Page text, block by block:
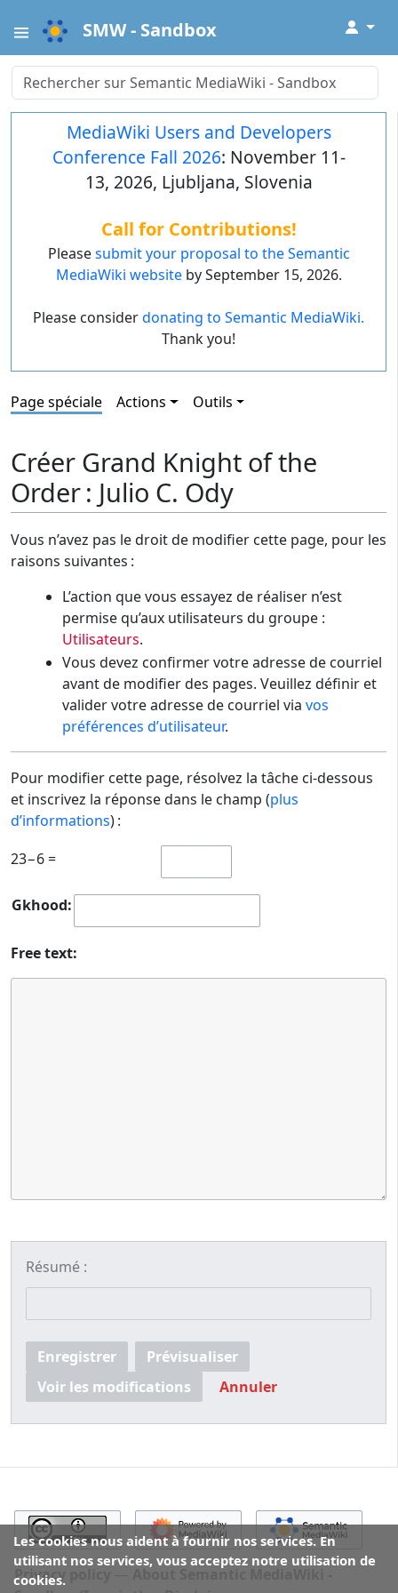
SMW - Sandbox ↓
MediaWiki Users and Developers
Conference Fall 2026: November 11-
13, 2026, Ljubljana, Slovenia
Call for Contributions!
Pleasesubmit your proposal to the Semantic
MediaWiki websiteby September 15, 2026.
Please considerdonating to Semantic MediaWiki.
Thank you!
Page spéciale Actions Outils
Créer Grand Knight of the
Order : Julio C. Ody
Vous n’avez pas le droit de modifier cette page, pour les
raisons suivantes :
L’action que vous essayez de réaliser n’est
permise qu’aux utilisateurs du groupe :
Utilisateurs.
Vous devez confirmer votre adresse de courriel
avant de modifier des pages. Veuillez définir et
valider votre adresse de courriel via vos
préférences d’utilisateur.
Pour modifier cette page, résolvez la tâche ci-dessous
et inscrivez la réponse dans le champ (plus
d’informations) :
23−6 =
Gkhood:
Free text:
Résumé :
Enregistrer
Prévisualiser
Voir les modifications
Annuler
Les cookies nous aident à fournir nos services. En
utilisant nos services, vous acceptez notre utilisation de
cookies.
Privacy policy
About Semantic MediaWiki -